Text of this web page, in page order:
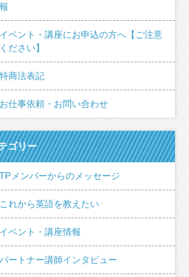
ベント・講座にお申込の方へ【ご注意
ださい】
商法表記
仕事依頼・お問い合わせ
ゴリー
メンバーからのメッセージ
れから英語を教えたい
ベント・講座情報
ートナー講師インタビュー